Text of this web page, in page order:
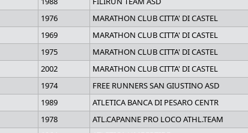
1976 MARATHON CLUB CITTA' DI CASTEL
1969 MARATHON CLUB CITTA' DI CASTEL
1975 MARATHON CLUB CITTA' DI CASTEL
2002 MARATHON CLUB CITTA' DI CASTEL
1974 FREE RUNNERS SAN GIUSTINO ASD
1989 ATLETICA BANCA DI PESARO CENTR
1978 ATL.CAPANNE PRO LOCO ATHL.TEAM